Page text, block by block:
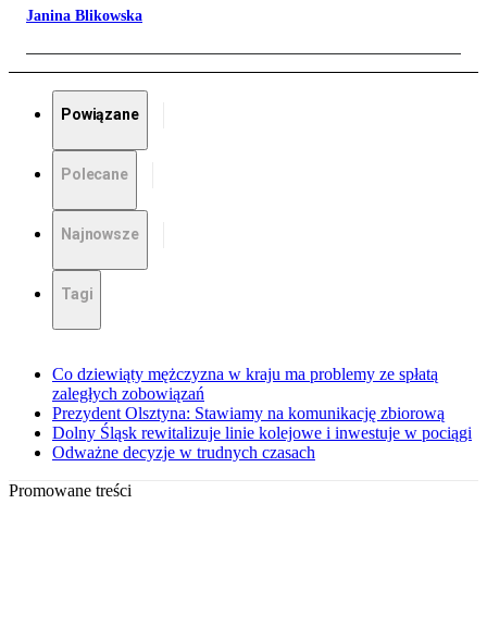
Janina Blikowska
Powiązane
Polecane
Najnowsze
Tagi
Co dziewiąty mężczyzna w kraju ma problemy ze spłatą
zaległych zobowiązań
Prezydent Olsztyna: Stawiamy na komunikację zbiorową
Dolny Śląsk rewitalizuje linie kolejowe i inwestuje w pociągi
Odważne decyzje w trudnych czasach
Promowane treści